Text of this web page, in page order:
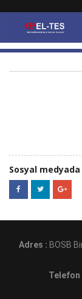
Sosyal medyada
Adres : BOSB
Telefon